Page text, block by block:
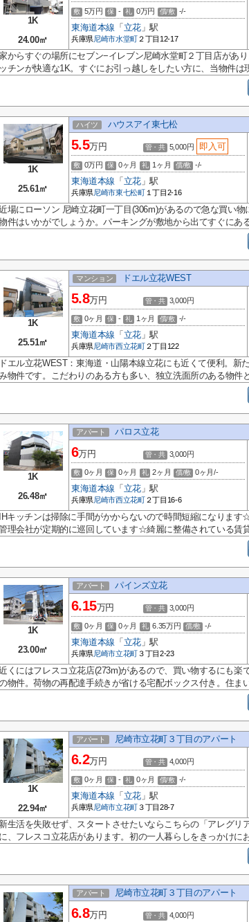
1K
24.00㎡
敷 5万円 保 - 礼 0万円 償/敷 -/-
東海道本線 「 立花」駅
兵庫県尼崎市水堂町 ２丁目12-17
からすぐの場所にセブン−イレブン尼崎水堂町２丁目店があ
ッチンが快適な1K。すぐにお引っ越しをしたい方に、当物件は
1K
25.61㎡
ハイツ ハウスアイ東七松
5.5万円 管・共 5,000円 即入可
敷 0万円 保 0ヶ月 礼 1ヶ月 償/敷 -/-
東海道本線 「 立花」駅
兵庫県尼崎市東七松町 １丁目2-16
場にローソン 尼崎立花町一丁目(306m)があるので急な買い
件はいかがでしょうか。パーキングが敷地から出てすぐにあ
1K
25.51㎡
マンション ドエル立花WEST
5.8万円 管・共 3,000円
敷 0ヶ月 保 - 礼 1ヶ月 償/敷 -/-
東海道本線 「 立花」駅
兵庫県尼崎市西立花町 ２丁目122
ドエル立花WEST：東海道・山陽本線立花にも近くて便利。
物件です。こだわりのある方も多い、独立洗面所のある物件
1K
26.48㎡
アパート パロス立花
6万円 管・共 3,000円
敷 0ヶ月 保 0ヶ月 礼 2ヶ月 償/敷 0ヶ月/-
東海道本線 「 立花」駅
兵庫県尼崎市西立花町 ２丁目16-6
IHキッチンは掃除に手間がかからないので時間短縮になりま
理会社が定期的に巡回しています☆綺麗に整備されている賃
1K
23.00㎡
アパート パインズ立花
6.15万円 管・共 3,000円
敷 0ヶ月 保 0ヶ月 礼 6.35万円 償/敷 -/-
東海道本線 「 立花」駅
兵庫県尼崎市立花町 ３丁目2-23
くにはフレスコ立花店(273m)があるので、買い物するにも楽
物件。荷物の再配達手続きが省ける宅配ボックス付き。住ま
1K
22.94㎡
アパート 尼崎市立花町３丁目のアパート
6.2万円 管・共 4,000円
敷 0ヶ月 保 - 礼 0ヶ月 償/敷 -/-
東海道本線 「 立花」駅
兵庫県尼崎市立花町 ３丁目28-7
新生活を失敗せず、スタートさせたいならこちらの「アレグリ
に、フレスコ立花店があります。初の一人暮らしをきっかけに
アパート 尼崎市立花町３丁目のアパート
6.8万円 管・共 4,000円